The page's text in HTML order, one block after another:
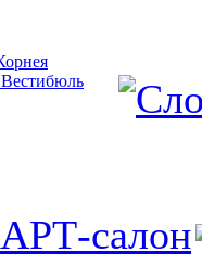
АРТ-салон